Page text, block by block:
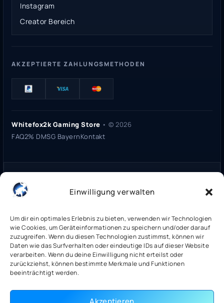
Einwilligung verwalten
Um dir ein optimales Erlebnis zu bieten, verwenden wir Technologien
wie Cookies, um Geräteinformationen zu speichern und/oder darauf
zuzugreifen. Wenn du diesen Technologien zustimmst, können wir
Daten wie das Surfverhalten oder eindeutige IDs auf dieser Website
verarbeiten. Wenn du deine Einwilligung nicht erteilst oder
zurückziehst, können bestimmte Merkmale und Funktionen
beeinträchtigt werden.
Instagram
Creator Bereich
AKZEPTIERTE ZAHLUNGSMETHODEN
Whitefox2k Gaming Store • © 2026
FAQ2% DMSG BayernKontakt
Whitefox2k Gaming Store ist ein unabhängiger Onlinehändler für
digitale Spielelizenzen. Wir stehen in keiner Verbindung zu Steam,
Valve, Ubisoft, Microsoft, Sony oder anderen Plattformbetreibern.
Sicherheitsprüfung:whitefox2k.de auf ScamAdviser prüfen
(100/100Stand 31. Mai 2026)